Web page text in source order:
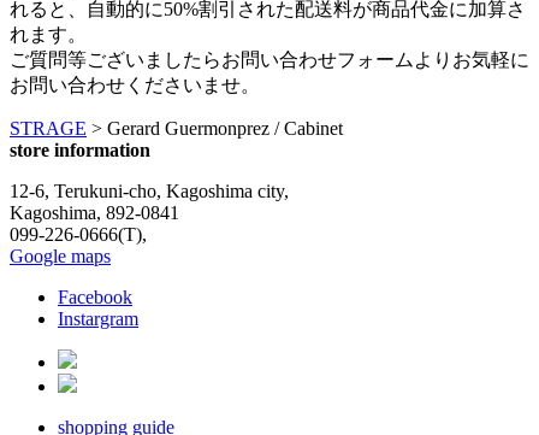
れると、自動的に50%割引された配送料が商品代金に加算さ
れます。
ご質問等ございましたらお問い合わせフォームよりお気軽に
お問い合わせくださいませ。
STRAGE > Gerard Guermonprez / Cabinet
store information
12-6, Terukuni-cho, Kagoshima city,
Kagoshima, 892-0841
099-226-0666(T),
Google maps
Facebook
Instargram
shopping guide